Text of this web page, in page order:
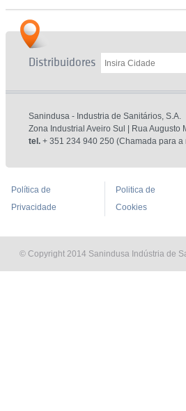
Distribuidores
Sanindusa - Industria de Sanitários, S.A.
Zona Industrial Aveiro Sul | Rua Augusto
tel. + 351 234 940 250 (Chamada para
Política de
Privacidade
Politica de
Cookies
© Copyright 2014 Sanindusa Indústria de